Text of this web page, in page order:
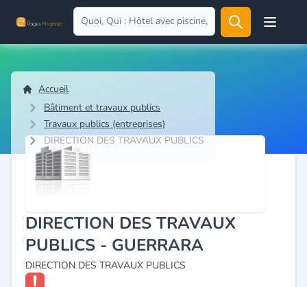
Open
Accueil
Bâtiment et travaux publics
Travaux publics (entreprises)
DIRECTION DES TRAVAUX PUBLICS
DIRECTION DES TRAVAUX
PUBLICS - GUERRARA
DIRECTION DES TRAVAUX PUBLICS